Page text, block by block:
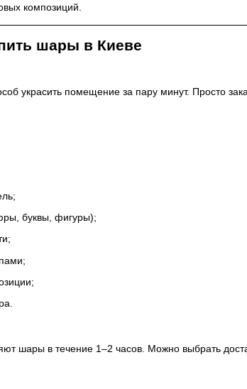
композиций.
шары в Киеве
украсить помещение за пару минут. Просто
буквы, фигуры);
шары в течение 1–2 часов. Можно выбрать